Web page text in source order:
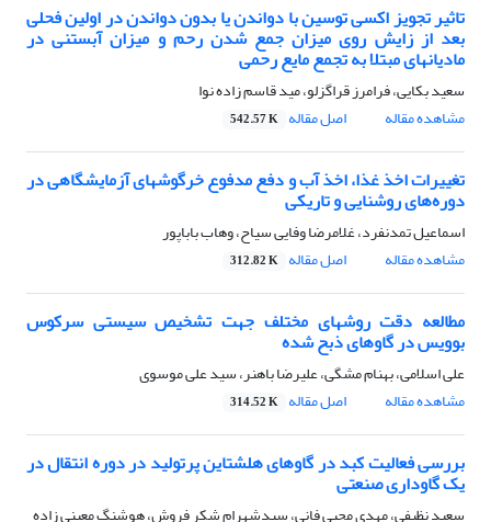
تاثیر تجویز اکسی توسین با دواندن یا بدون دواندن در اولین فحلی
بعد از زایش روی میزان جمع شدن رحم و میزان آبستنی در
مادیانهای مبتلا به تجمع مایع رحمی
سعید بکایی، فرامرز قراگزلو، مید قاسم زاده نوا
مشاهده مقاله
اصل مقاله 542.57 K
تغییرات اخذ غذا، اخذ آب و دفع مدفوع خرگوشهای آزمایشگاهی در
دوره‌های روشنایی و تاریکی
اسماعیل تمدنفرد، غلامرضا وفایی سیاح، وهاب باباپور
مشاهده مقاله
اصل مقاله 312.82 K
مطالعه دقت روشهای مختلف جهت تشخیص سیستی سرکوس
بوویس در گاوهای ذبح شده
علی اسلامی، بهنام مشگی، علیرضا باهنر، سید علی موسوی
مشاهده مقاله
اصل مقاله 314.52 K
بررسی فعالیت کبد در گاوهای هلشتاین پرتولید در دوره انتقال در
یک گاوداری صنعتی
سعید نظیفی، مهدی محبی فانی، سیدشهرام شکر فروش، هوشنگ معینی زاده